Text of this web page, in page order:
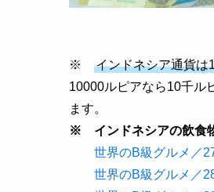
※ インドネシア通貨は
10000ルピアなら10千ル
ます。
※ インドネシアの飲食
世界のB級グルメ／
世界のB級グルメ／